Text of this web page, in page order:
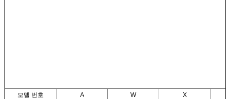
모델 번호 A W X